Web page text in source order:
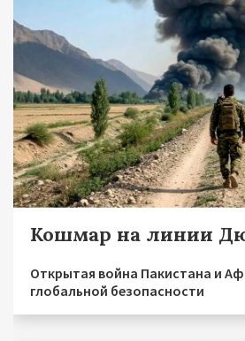
Кошмар на линии
Открытая война Пакистана и
глобальной безопасности